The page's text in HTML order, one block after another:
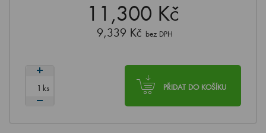
11,300 Kč
9,339 Kč bez DPH
PŘIDAT DO KOŠÍKU
ks